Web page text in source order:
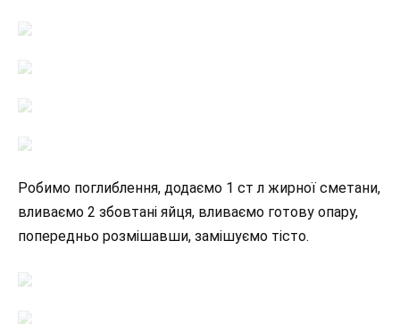
Робимо поглиблення, додаємо 1 ст л жирної сметани,
вливаємо 2 збовтані яйця, вливаємо готову опару,
попередньо розмішавши, замішуємо тісто.